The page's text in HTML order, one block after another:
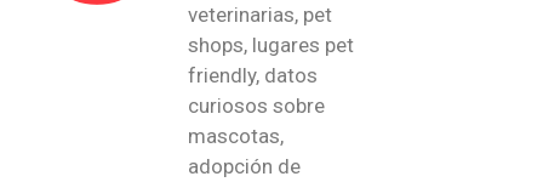
veterinarias, pet
shops, lugares pet
friendly, datos
curiosos sobre
mascotas,
adopción de